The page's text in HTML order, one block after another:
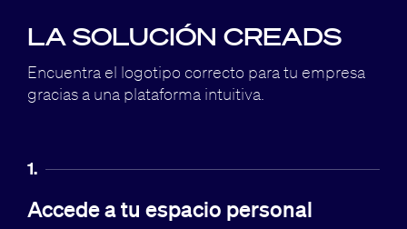
LA SOLUCIÓN CREADS
Encuentra el logotipo correcto para tu empresa
gracias a una plataforma intuitiva.
1.
Accede a tu espacio personal